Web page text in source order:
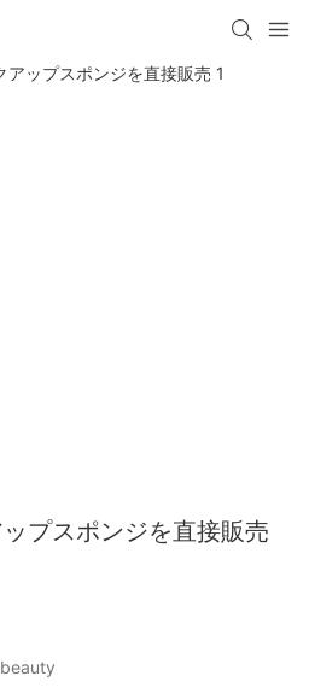
プスポンジを直接販売